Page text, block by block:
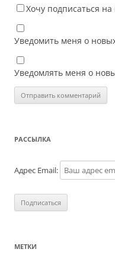
Хочу подписаться на
Уведомить меня о
Уведомлять меня о
РАССЫЛКА
Адрес Email:
МЕТКИ